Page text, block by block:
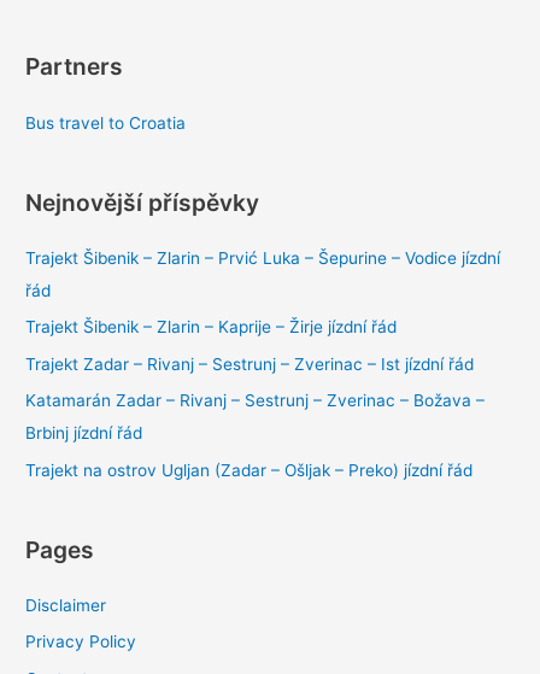
Partners
Bus travel to Croatia
Nejnovější příspěvky
Trajekt Šibenik – Zlarin – Prvić Luka – Šepurine – Vodice jízdní
řád
Trajekt Šibenik – Zlarin – Kaprije – Žirje jízdní řád
Trajekt Zadar – Rivanj – Sestrunj – Zverinac – Ist jízdní řád
Katamarán Zadar – Rivanj – Sestrunj – Zverinac – Božava –
Brbinj jízdní řád
Trajekt na ostrov Ugljan (Zadar – Ošljak – Preko) jízdní řád
Pages
Disclaimer
Privacy Policy